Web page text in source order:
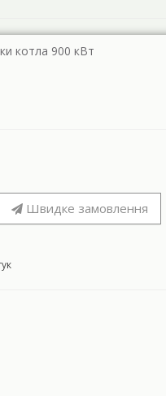
котла 900 кВт
Швидке замовлення